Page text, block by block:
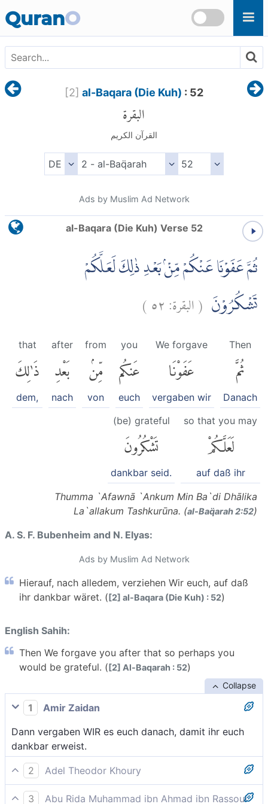
QuranO
[2] al-Baqara (Die Kuh) : 52
البقرة
القرآن الكريم
Ads by Muslim Ad Network
al-Baqara (Die Kuh) Verse 52
ثُمَّ عَفَوْنَا عَنْكُمْ مِّنْۢ بَعْدِ ذٰلِكَ لَعَلَّكُمْ
تَشْكُرُوْنَ (البقرة:٥٢)
Then
ثُمَّ
Danach
We forgave
عَفَوْنَا
vergaben wir
you
عَنكُم
euch
from
مِّنۢ
von
after
بَعْدِ
nach
that
ذَٰلِكَ
dem,
so that you may
لَعَلَّكُمْ
auf daß ihr
(be) grateful
تَشْكُرُونَ
dankbar seid.
Thumma `Afawnā `Ankum Min Ba`di Dhālika
La`allakum Tashkurūna. (al-Baq̈arah 2:52)
A. S. F. Bubenheim and N. Elyas:
Ads by Muslim Ad Network
Hierauf, nach alledem, verziehen Wir euch, auf daß
ihr dankbar wäret. ([2] al-Baqara (Die Kuh) : 52)
English Sahih:
Then We forgave you after that so perhaps you
would be grateful. ([2] Al-Baqarah : 52)
Collapse
1
Amir Zaidan
Dann vergaben WIR es euch danach, damit ihr euch
dankbar erweist.
2
Adel Theodor Khoury
Dann verziehen Wir euch nach diesem (Frevel), auf
3 Abu Rida Muhammad ibn Ahmad ibn Rassoul